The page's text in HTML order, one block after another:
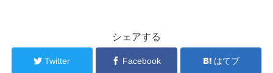
シェアする
Twitter Facebook はてブ